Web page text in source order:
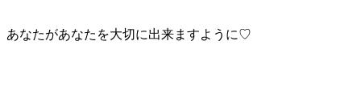
あなたがあなたを大切に出来ますように♡